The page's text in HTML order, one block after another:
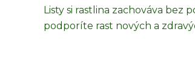
Listy si rastlina zachováva bez
podporíte rast nových a